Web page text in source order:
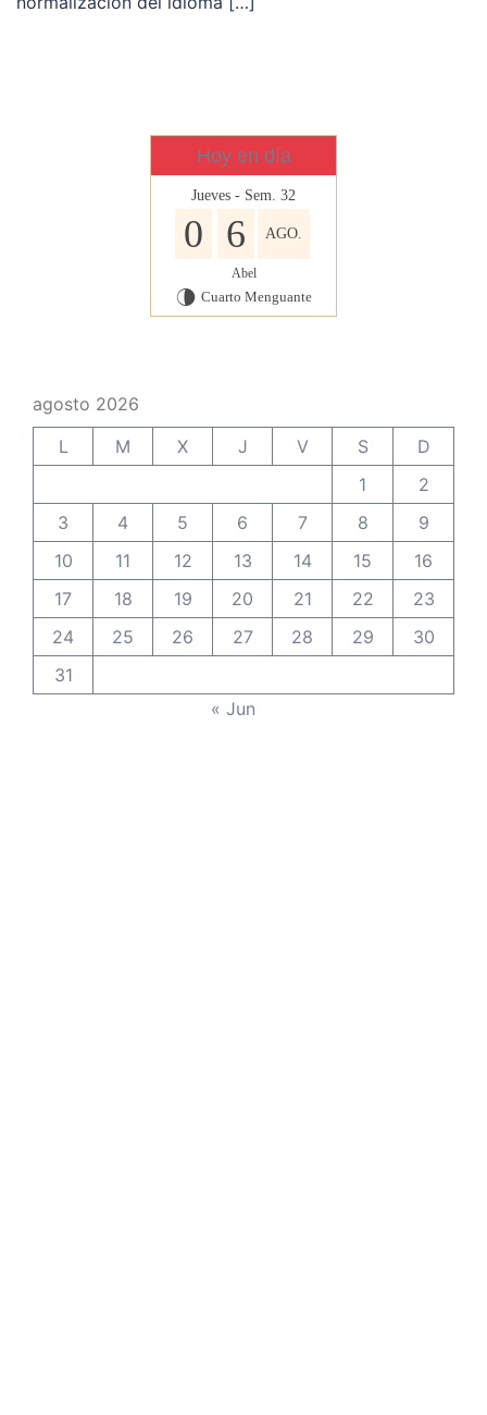
Hoy en día
Jueves - Sem. 32
0 6 AGO.
Abel
U Cuarto Menguante
agosto 2026
L
M X J V S
D
1
2
3
4 5 6 7 8
9
10
11 12 13 14 15
16
17
18 19 20 21 22
23
24
25 26 27 28 29
30
31
« Jun